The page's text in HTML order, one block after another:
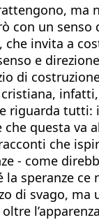
con un
che invita a
e
di
riguarda
che questa
che
- come
speranze
di svago,